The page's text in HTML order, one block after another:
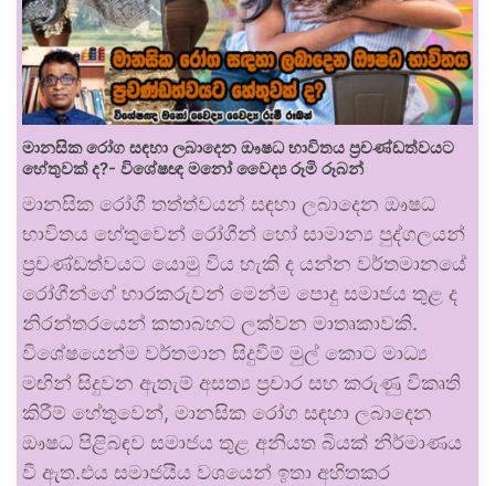
මානසික රෝග සඳහා ලබාදෙන ඖෂධ භාවිතය ප්‍රචණ්ඩත්වයට
හේතුවක් ද?- විශේෂඥ මනෝ වෛද්‍ය රූමි රූබන්
මානසික රෝගී තත්ත්වයන් සඳහා ලබාදෙන ඖෂධ
භාවිතය හේතුවෙන් රෝගීන් හෝ සාමාන්‍ය පුද්ගලයන්
ප්‍රචණ්ඩත්වයට යොමු විය හැකි ද යන්න වර්තමානයේ
රෝගීන්ගේ භාරකරුවන් මෙන්ම පොදු සමාජය තුළ ද
නිරන්තරයෙන් කතාබහට ලක්වන මාතෘකාවකි.
විශේෂයෙන්ම වර්තමාන සිදුවීම් මුල් කොට මාධ්‍ය
මඟින් සිදුවන ඇතැම් අසත්‍ය ප්‍රචාර සහ කරුණු විකෘති
කිරීම් හේතුවෙන්, මානසික රෝග සඳහා ලබාදෙන
ඖෂධ පිළිබඳව සමාජය තුළ අනියත බියක් නිර්මාණය
වී ඇත.එය සමාජයීය වශයෙන් ඉතා අහිතකර